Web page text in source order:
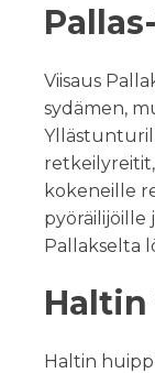
Viisaus
sydämen,
kokeneille
pyöräilijöille
Pallakselta
Haltin